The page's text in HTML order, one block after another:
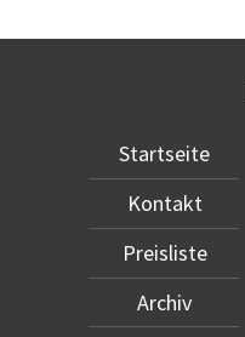
Startseite
Kontakt
Preisliste
Archiv